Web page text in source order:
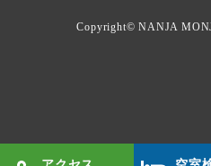
Copyright©NANJA